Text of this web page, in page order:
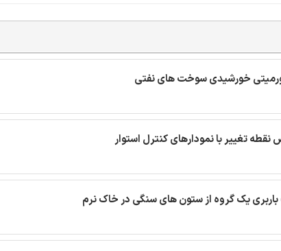
خورشیدی سوخت های نفتی
تغییر با نمودارهای کنترل استوار
یک گروه از ستون های سنگی در خاک نرم